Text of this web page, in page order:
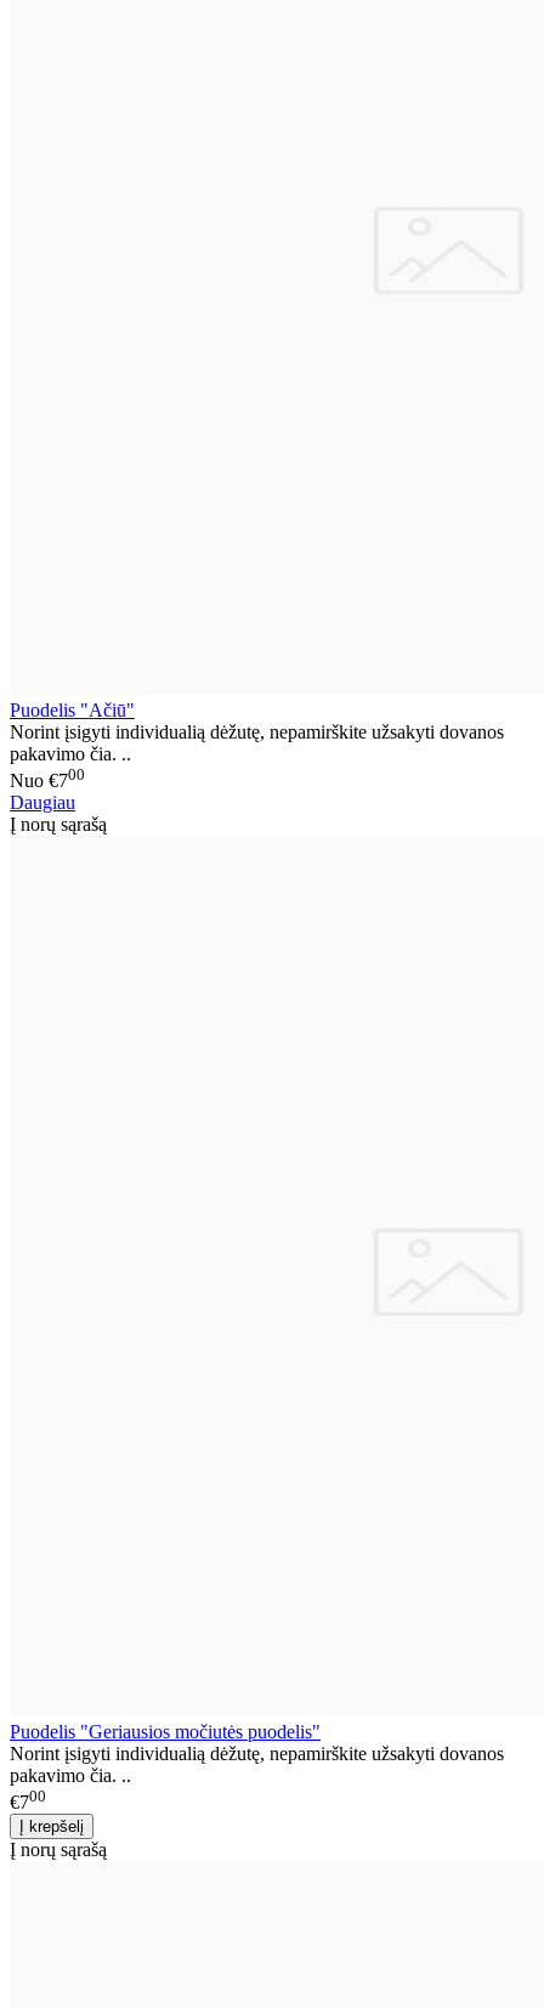
Puodelis "Ačiū"
Norint įsigyti individualią dėžutę, nepamirškite užsakyti dovanos
pakavimo čia. ..
Nuo €700
Daugiau
Į norų sąrašą
Puodelis "Geriausios močiutės puodelis"
Norint įsigyti individualią dėžutę, nepamirškite užsakyti dovanos
pakavimo čia. ..
€700
Į norų sąrašą